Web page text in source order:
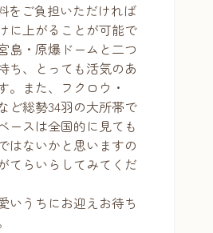
をご負担いただければ
に上がることが可能で
島・原爆ドームと二つ
ち、とっても活気のあ
。また、フクロウ・
ど総勢34羽の大所帯で
ースは全国的に見ても
はないかと思いますの
てらいらしてみてくだ
いうちにお迎えお待ち